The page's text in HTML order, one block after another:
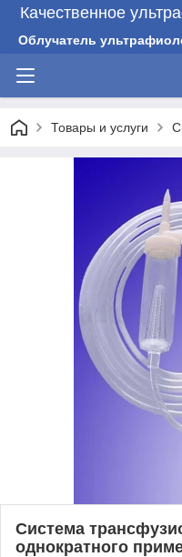
Качественное
Облучатель
Товары и услуги
Система
однократного